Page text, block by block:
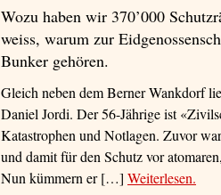
Wozu haben wir 370’000
weiss, warum zur
Bunker gehören.
Gleich neben dem Berner Wankdorf
Daniel Jordi. Der 56-Jährige ist
Katastrophen und Notlagen. Zuvor
und damit für den Schutz vor
Nun kümmern er […] Weiterlesen–
.